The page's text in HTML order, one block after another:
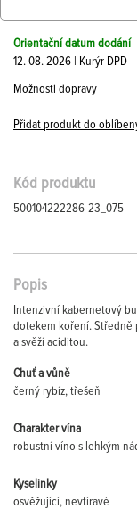
Orientační datum dodání
12. 08. 2026 | Kurýr DPD
Možnosti dopravy
Přidat produkt do
Kód produktu
500104222286-23_075
Popis
Intenzivní kabernetový
dotekem koření. Středně
a svěží aciditou.
Chuť a vůně
černý rybíz, třešeň
Charakter vína
robustní víno s lehkým
Kyselinky
osvěžující, nevtíravé